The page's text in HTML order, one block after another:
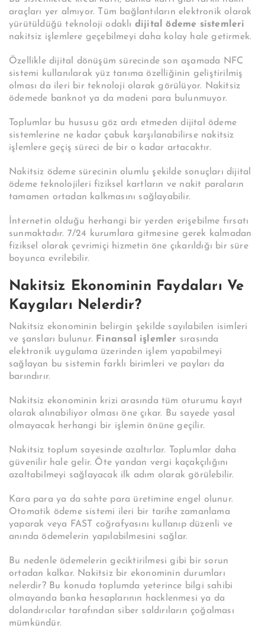
araçları yer almıyor. Tüm bağlantıların elektronik olarak
yürütüldüğü teknoloji odaklı dijital ödeme sistemleri
nakitsiz işlemlere geçebilmeyi daha kolay hale getirmek.
Özellikle dijital dönüşüm sürecinde son aşamada NFC
sistemi kullanılarak yüz tanıma özelliğinin geliştirilmiş
olması da ileri bir teknoloji olarak görülüyor.
Nakitsiz
ödemede banknot ya da madeni para bulunmuyor.
Toplumlar bu hususu göz ardı etmeden dijital ödeme
sistemlerine ne kadar çabuk karşılanabilirse nakitsiz
işlemlere geçiş süreci de bir o kadar artacaktır.
Nakitsiz ödeme sürecinin olumlu şekilde sonuçları dijital
ödeme teknolojileri fiziksel kartların ve nakit paraların
tamamen ortadan kalkmasını sağlayabilir.
İnternetin olduğu herhangi bir yerden erişebilme fırsatı
sunmaktadır. 7/24 kurumlara gitmesine gerek kalmadan
fiziksel olarak çevrimiçi hizmetin öne çıkarıldığı bir süre
boyunca evrilebilir.
Nakitsiz Ekonominin Faydaları Ve
Kaygıları Nelerdir?
Nakitsiz ekonominin belirgin şekilde sayılabilen isimleri
ve şansları bulunur.
Finansal işlemler sırasında
elektronik uygulama üzerinden işlem yapabilmeyi
sağlayan bu sistemin farklı birimleri ve payları da
barındırır.
Nakitsiz ekonominin krizi arasında tüm oturumu kayıt
olarak alınabiliyor olması öne çıkar. Bu sayede yasal
olmayacak herhangi bir işlemin önüne geçilir.
Nakitsiz toplum sayesinde azaltırlar. Toplumlar daha
güvenilir hale gelir. Öte yandan vergi kaçakçılığını
azaltabilmeyi sağlayacak ilk adım olarak görülebilir.
Kara para ya da sahte para üretimine engel olunur.
Otomatik ödeme sistemi ileri bir tarihe zamanlama
yaparak veya FAST coğrafyasını kullanıp düzenli ve
anında ödemelerin yapılabilmesini sağlar.
Bu nedenle ödemelerin geciktirilmesi gibi bir sorun
ortadan kalkar. Nakitsiz bir ekonominin durumları
nelerdir? Bu konuda toplumda yeterince bilgi sahibi
olmayanda banka hesaplarının hacklenmesi ya da
dolandırıcılar tarafından siber saldırıların çoğalması
mümkündür.